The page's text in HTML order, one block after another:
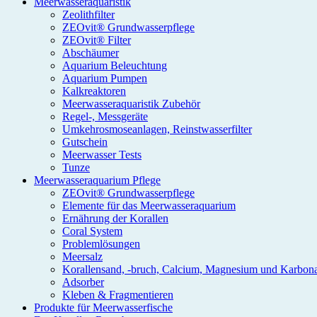
Zeolithfilter
ZEOvit® Grundwasserpflege
ZEOvit® Filter
Abschäumer
Aquarium Beleuchtung
Aquarium Pumpen
Kalkreaktoren
Meerwasseraquaristik Zubehör
Regel-, Messgeräte
Umkehrosmoseanlagen, Reinstwasserfilter
Gutschein
Meerwasser Tests
Tunze
Meerwasseraquarium Pflege
ZEOvit® Grundwasserpflege
Elemente für das Meerwasseraquarium
Ernährung der Korallen
Coral System
Problemlösungen
Meersalz
Korallensand, -bruch, Calcium, Magnesium und
Adsorber
Kleben & Fragmentieren
Produkte für Meerwasserfische